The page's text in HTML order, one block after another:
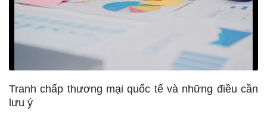
Tranh chấp thương mại quốc tế và những điều cần
lưu ý